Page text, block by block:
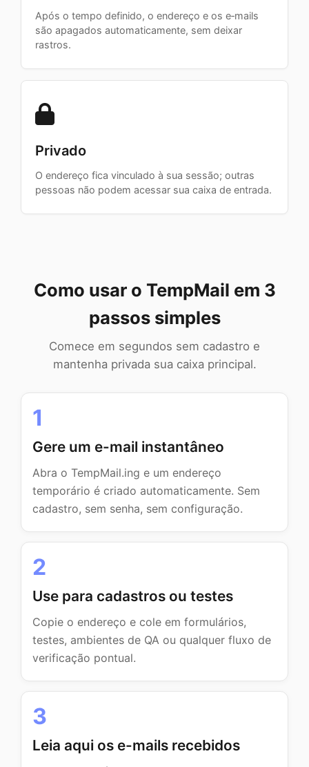
Após o tempo definido, o endereço e os e‑mails
são apagados automaticamente, sem deixar
rastros.
Privado
O endereço fica vinculado à sua sessão; outras
pessoas não podem acessar sua caixa de entrada.
Como usar o TempMail em 3
passos simples
Comece em segundos sem cadastro e
mantenha privada sua caixa principal.
1
Gere um e-mail instantâneo
Abra o TempMail.ing e um endereço
temporário é criado automaticamente. Sem
cadastro, sem senha, sem configuração.
2
Use para cadastros ou testes
Copie o endereço e cole em formulários,
testes, ambientes de QA ou qualquer fluxo de
verificação pontual.
3
Leia aqui os e-mails recebidos